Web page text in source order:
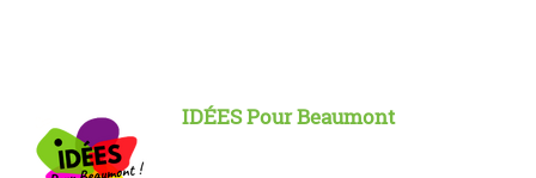
IDÉES Pour Beaumont